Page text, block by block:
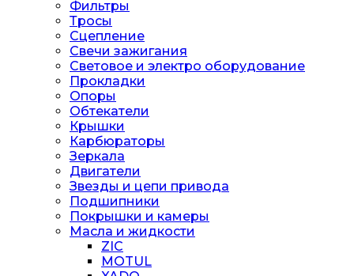
Фильтры
Тросы
Сцепление
Свечи зажигания
Световое и электро оборудование
Прокладки
Опоры
Обтекатели
Крышки
Карбюраторы
Зеркала
Двигатели
Звезды и цепи привода
Подшипники
Покрышки и камеры
Масла и жидкости
ZIC
MOTUL